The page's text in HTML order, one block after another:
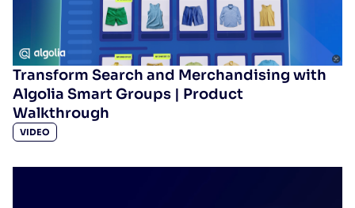
Transform Search and Merchandising with
Algolia Smart Groups | Product
Walkthrough
VIDEO